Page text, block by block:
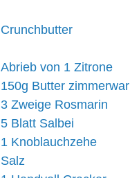
Crunchbutter
Abrieb von 1 Zitrone
150g Butter
3 Zweige Rosmarin
5 Blatt Salbei
1 Knoblauchzehe
Salz